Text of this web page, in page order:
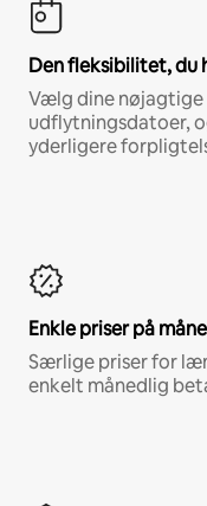
Den fleksibilitet, du
Vælg dine
udflytningsdatoer,
yderligere
Enkle priser på
Særlige priser for
enkelt månedlig